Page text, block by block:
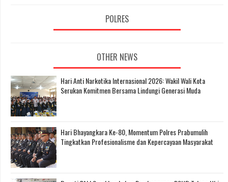
POLRES
OTHER NEWS
Hari Anti Narkotika Internasional 2026: Wakil Wali Kota
Serukan Komitmen Bersama Lindungi Generasi Muda
Hari Bhayangkara Ke-80, Momentum Polres Prabumulih
Tingkatkan Profesionalisme dan Kepercayaan Masyarakat